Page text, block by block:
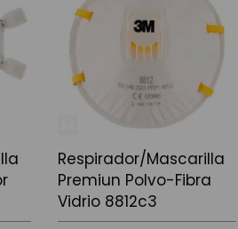
Respirador/Mascarilla
Premiun Polvo-Fibra
Vidrio 8812c3